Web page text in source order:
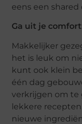
eens een
Ga uit je
Makkelijker
het is leuk om
kunt ook klein
één dag
verkrijgen om te
lekkere
nieuwe